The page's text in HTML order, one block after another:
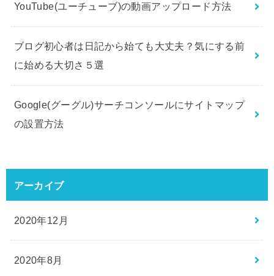
YouTube(ユーチューブ)の動画アップロード方法
ブログ初心者は日記から始ても大丈夫？気にする前
に始める大切さ５選
Google(グーグル)サーチコンソールにサイトマップ
の設置方法
アーカイブ
2020年12月
2020年8月